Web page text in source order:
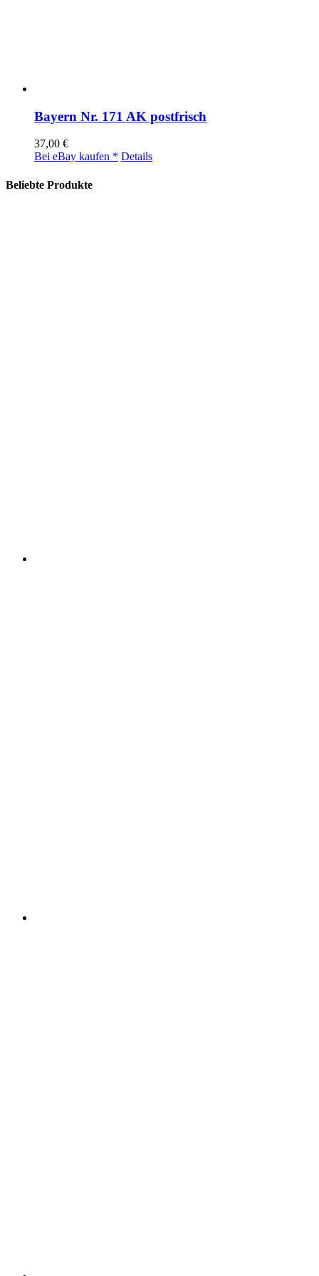
Bayern Nr. 171 AK postfrisch
37,00 €
Bei eBay kaufen * Details
Beliebte Produkte